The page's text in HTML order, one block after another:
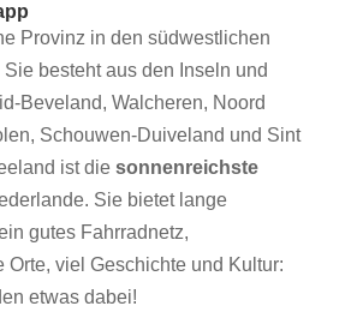
Provinz in den südwestlichen
besteht aus den Inseln und
Beveland, Walcheren, Noord
Schouwen-Duiveland und Sint
ist die sonnenreichste
Sie bietet lange
gutes Fahrradnetz,
Orte, viel Geschichte und Kultur:
etwas dabei!